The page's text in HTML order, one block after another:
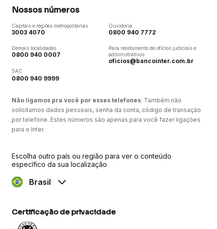
Nossos números
Capitais e regiões metropolitanas
3003 4070
Demais localidades
0800 940 0007
SAC
0800 940 9999
Ouvidoria
0800 940 7772
Para recebimento de ofícios judiciais e
administrativos
oficios@bancointer.com.br
Não ligamos pra você por esses telefones. Também não
solicitamos dados pessoais, senha da conta, código de transação
por telefone. Estes números são apenas para você fazer ligações
para o Inter.
Escolha outro país ou região para ver o conteúdo
específico da sua localização
Brasil
Certificação de privacidade